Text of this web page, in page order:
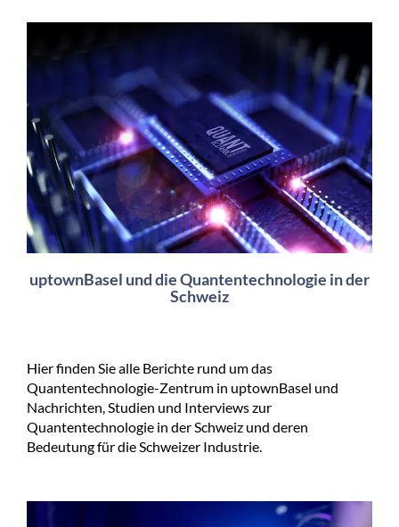
uptownBasel und die Quantentechnologie in der
Schweiz
Hier finden Sie alle Berichte rund um das
Quantentechnologie-Zentrum in uptownBasel und
Nachrichten, Studien und Interviews zur
Quantentechnologie in der Schweiz und deren
Bedeutung für die Schweizer Industrie.